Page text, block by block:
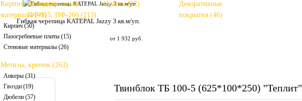
Гибкая черепица KATEPAL Jazzy 3 кв.м/уп.
от 1 932 руб.
Кирпич, стеновые
материалы (99)
Кирпич (50)
Пазогребневые плиты (15)
Стеновые материалы (26)
Метизы, крепеж (263)
Анкеры (31)
Гвозди (19)
Дюбели (57)
Алкидные эмали,
ПФ-115, ПФ-266 (213)
Грунты (27)
Декоративные
покрытия (46)
Твинблок ТБ 100-5 (625*100*250) "Теплит"